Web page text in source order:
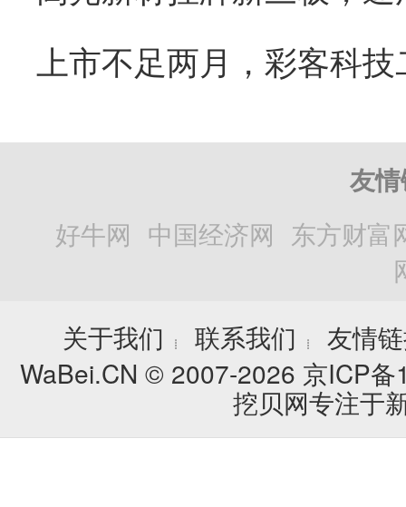
友
好牛网 中国经济网 东方财富
关于我们
┊ 联系我们 ┊
友情
WaBei.CN © 2007-2026 京ICP
挖贝网专注于